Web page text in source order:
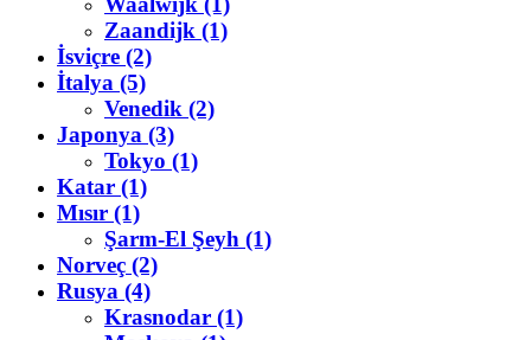
Zaandijk (1)
İsviçre (2)
İtalya (5)
Venedik (2)
Japonya (3)
Tokyo (1)
Katar (1)
Mısır (1)
Şarm-El Şeyh (1)
Norveç (2)
Rusya (4)
Krasnodar (1)